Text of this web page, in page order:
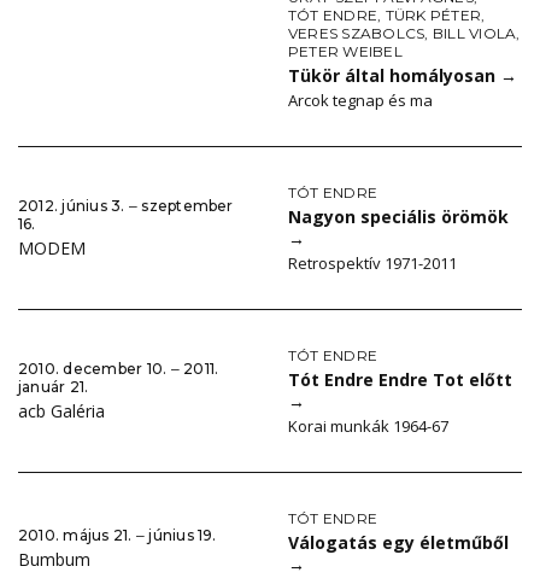
TÓT ENDRE, TÜRK PÉTER,
VERES SZABOLCS, BILL VIOLA,
PETER WEIBEL
Tükör által homályosan →
Arcok tegnap és ma
2012. június 3. ‒ szeptember
16.
MODEM
TÓT ENDRE
Nagyon speciális örömök
→
Retrospektív 1971-2011
2010. december 10. ‒ 2011.
január 21.
acb Galéria
TÓT ENDRE
Tót Endre Endre Tot előtt
→
Korai munkák 1964-67
2010. május 21. ‒ június 19.
Bumbum
TÓT ENDRE
Válogatás egy életműből
→